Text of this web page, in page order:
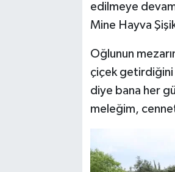
edilmeye
Mine Hayva
Oğlunun
çiçek getirdiğini
diye bana her
meleğim,